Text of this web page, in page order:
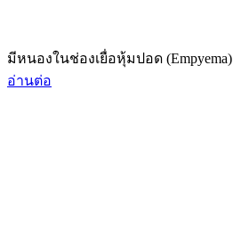
มีหนองในช่องเยื่อหุ้มปอด (Empyema)
อ่านต่อ